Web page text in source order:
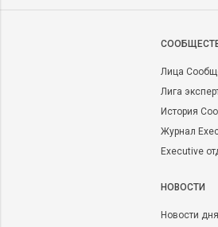
Лица
Лига
История
Журнал
Executive
НОВОСТИ
Новости дня